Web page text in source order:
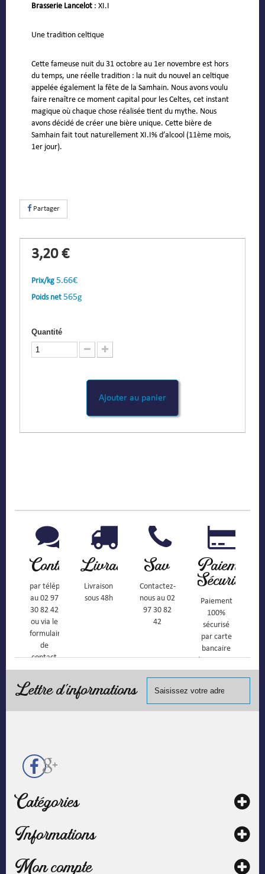
Brasserie Lancelot : XI.I
Une tradition celtique
Cette fameuse nuit du 31 octobre au 1er novembre est hors
du temps, une réelle tradition : la nuit du nouvel an celtique
appelée également la fête de la Samhain. Nous avons voulu
faire renaître ce moment capital pour les Celtes, cet instant
magique où chaque chose réalisée tient du mythe. Nous
avons décidé de créer une bière unique. Cette bière de
Samhain fait tout naturellement XI.I% d’alcool (11ème mois,
1er jour).
Partager
3,20 €
Prix/kg 5.66€
Poids net 565g
Quantité
Ajouter au panier
Contact
par téléphone
au 02 97
30 82 42
ou via le
formulaire
de
contact
Livraison
Livraison
sous 48h
Sav
Contactez-
nous au 02
97 30 82
42
Paiement
Sécurisé
Paiement
100%
sécurisé
par carte
bancaire
(Mastercard,
Visa, ...) et
Lettre d'informations
Catégories
Informations
Mon compte